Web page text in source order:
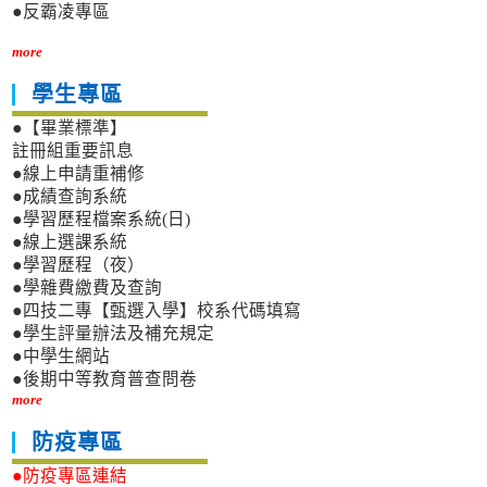
●反霸凌專區
more
學生專區
●【畢業標準】
註冊組重要訊息
●線上申請重補修
●成績查詢系統
●學習歷程檔案系統(日)
●線上選課系統
●學習歷程（夜）
●學雜費繳費及查詢
●四技二專【甄選入學】校系代碼填寫
●學生評量辦法及補充規定
●中學生網站
●後期中等教育普查問卷
more
防疫專區
●防疫專區連結